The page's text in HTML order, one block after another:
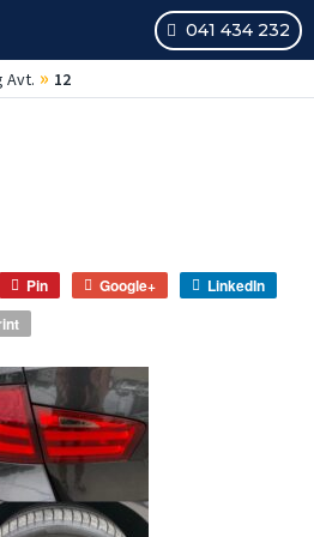
041 434 232
Avt. » 12
Pin Google+
LinkedIn